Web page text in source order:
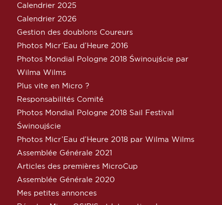
Calendrier 2025
Calendrier 2026
Gestion des doublons Coureurs
Photos Micr’Eau d’Heure 2016
Photos Mondial Pologne 2018 Świnoujście par
Wilma Wilms
Plus vite en Micro ?
Responsabilités Comité
Photos Mondial Pologne 2018 Sail Festival
Świnoujście
Photos Micr’Eau d’Heure 2018 par Wilma Wilms
Assemblée Générale 2021
Articles des premières MicroCup
Assemblée Générale 2020
Mes petites annonces